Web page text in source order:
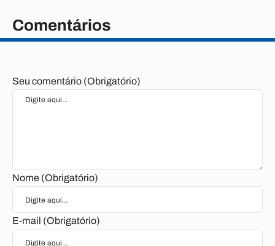
Comentários
Seu comentário (Obrigatório)
Nome (Obrigatório)
E-mail (Obrigatório)